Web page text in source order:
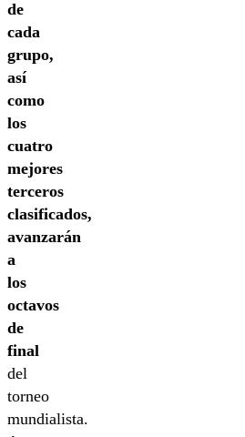
de
cada
grupo,
así
como
los
cuatro
mejores
terceros
clasificados,
avanzarán
a
los
octavos
de
final
del
torneo
mundialista.